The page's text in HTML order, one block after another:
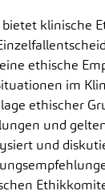
klinische
ethische
im
ethischer
und
und